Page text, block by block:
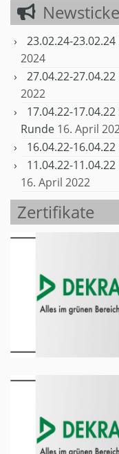
23.02.24-
2024
27.04.22-
2022
17.04.22-
Runde 16. April
16.04.22-
11.04.22-
16. April 2022
Zertifikate